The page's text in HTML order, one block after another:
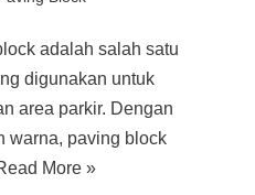
adalah salah satu
digunakan untuk
area parkir. Dengan
warna, paving block
More »